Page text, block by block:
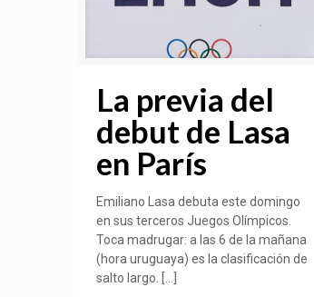
La previa del
debut de Lasa
en París
Emiliano Lasa debuta este domingo
en sus terceros Juegos Olímpicos.
Toca madrugar: a las 6 de la mañana
(hora uruguaya) es la clasificación de
salto largo.